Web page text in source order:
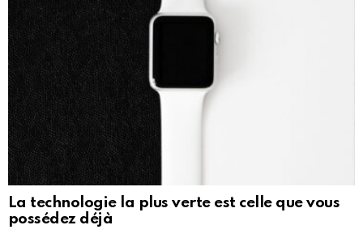
La technologie la plus verte est celle que vous
possédez déjà